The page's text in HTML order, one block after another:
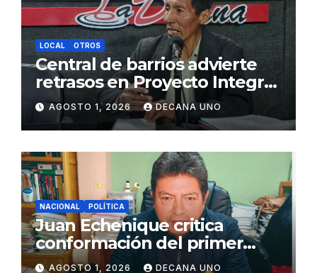
LOCAL OTROS
Central de barrios advierte
retrasos en Proyecto Integral
de Agua y Alcantarillado para
Juliaca
AGOSTO 1, 2026 DECANA UNO
NACIONAL POLÍTICA
Juan Echenique critica
conformación del primer
gabinete ministerial de Keiko
AGOSTO 1, 2026 DECANA UNO